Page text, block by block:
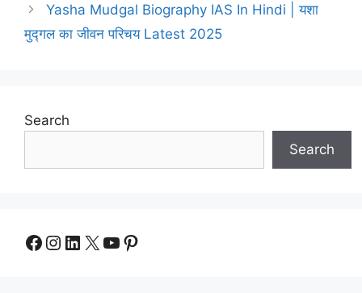
Yasha Mudgal Biography IAS In Hindi | यशा
मुद्गल का जीवन परिचय Latest 2025
Search
Search
Facebook
Instagram
LinkedIn
X YouTube
Pinterest